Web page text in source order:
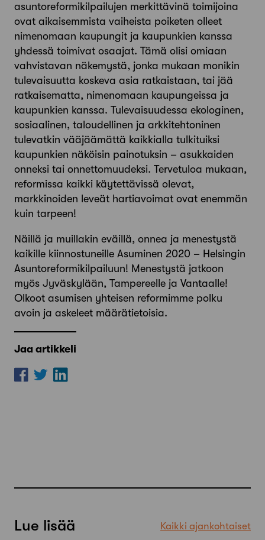
asuntoreformikilpailujen merkittävinä toimijoina
ovat aikaisemmista vaiheista poiketen olleet
nimenomaan kaupungit ja kaupunkien kanssa
yhdessä toimivat osaajat. Tämä olisi omiaan
vahvistavan näkemystä, jonka mukaan monikin
tulevaisuutta koskeva asia ratkaistaan, tai jää
ratkaisematta, nimenomaan kaupungeissa ja
kaupunkien kanssa. Tulevaisuudessa ekologinen,
sosiaalinen, taloudellinen ja arkkitehtoninen
tulevatkin vääjäämättä kaikkialla tulkituiksi
kaupunkien näköisin painotuksin – asukkaiden
onneksi tai onnettomuudeksi. Tervetuloa mukaan,
reformissa kaikki käytettävissä olevat,
markkinoiden leveät hartiavoimat ovat enemmän
kuin tarpeen!
Näillä ja muillakin eväillä, onnea ja menestystä
kaikille kiinnostuneille Asuminen 2020 – Helsingin
Asuntoreformikilpailuun! Menestystä jatkoon
myös Jyväskylään, Tampereelle ja Vantaalle!
Olkoot asumisen yhteisen reformimme polku
avoin ja askeleet määrätietoisia.
Jaa artikkeli
Lue lisää Kaikki ajankohtaiset